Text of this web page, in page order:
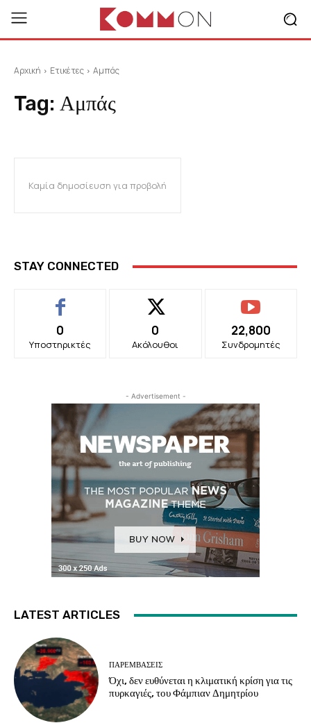
Αρχική Ετικέτες Αμπάς
Tag: Αμπάς
Καμία δημοσίευση για προβολή
STAY CONNECTED
0
Υποστηρικτές
0
Ακόλουθοι
22,800
Συνδρομητές
- Advertisement -
LATEST ARTICLES
ΠΑΡΕΜΒΑΣΕΙΣ
Όχι, δεν ευθύνεται η κλιματική κρίση για τις
πυρκαγιές, του Φάμπιαν Δημητρίου